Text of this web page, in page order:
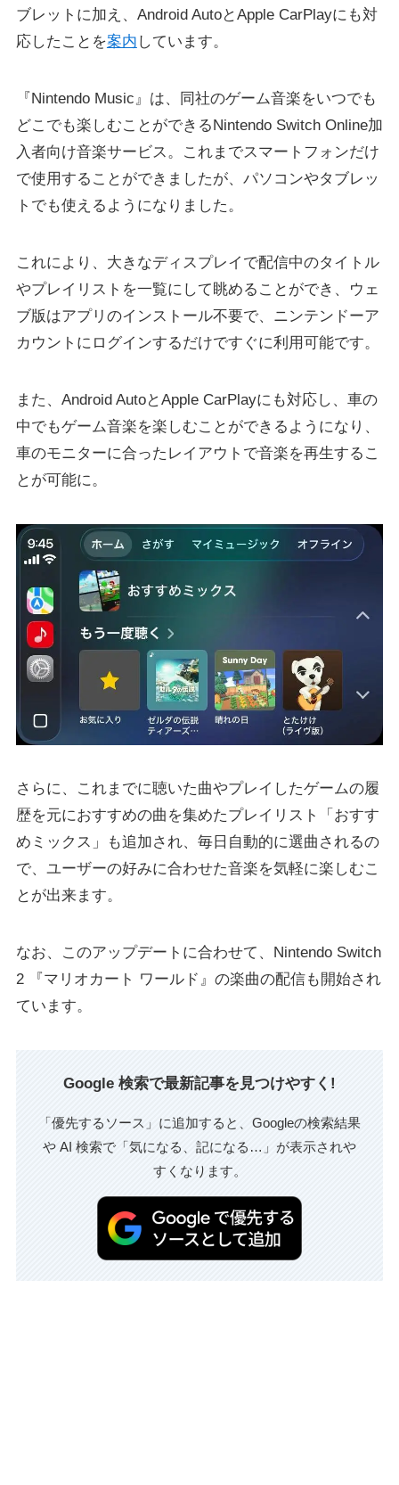
ブレットに加え、Android AutoとApple CarPlayにも対
応したことを案内 しています。
『Nintendo Music』は、同社のゲーム音楽をいつでも
どこでも楽しむことができるNintendo Switch Online加
入者向け音楽サービス。これまでスマートフォンだけ
で使用することができましたが、パソコンやタブレッ
トでも使えるようになりました。
これにより、大きなディスプレイで配信中のタイトル
やプレイリストを一覧にして眺めることができ、ウェ
ブ版はアプリのインストール不要で、ニンテンドーア
カウントにログインするだけですぐに利用可能です。
また、Android AutoとApple CarPlayにも対応し、車の
中でもゲーム音楽を楽しむことができるようになり、
車のモニターに合ったレイアウトで音楽を再生するこ
とが可能に。
さらに、これまでに聴いた曲やプレイしたゲームの履
歴を元におすすめの曲を集めたプレイリスト「おすす
めミックス」も追加され、毎日自動的に選曲されるの
で、ユーザーの好みに合わせた音楽を気軽に楽しむこ
とが出来ます。
なお、このアップデートに合わせて、Nintendo Switch
2 『マリオカート ワールド』の楽曲の配信も開始され
ています。
Google 検索で最新記事を見つけやすく!
「優先するソース」に追加すると、Googleの検索結果
や AI 検索で「気になる、記になる…」が表示されや
すくなります。